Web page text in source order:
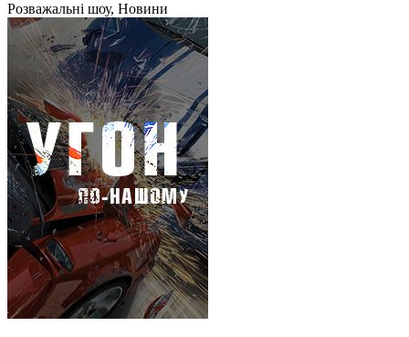
Розважальні шоу, Новини